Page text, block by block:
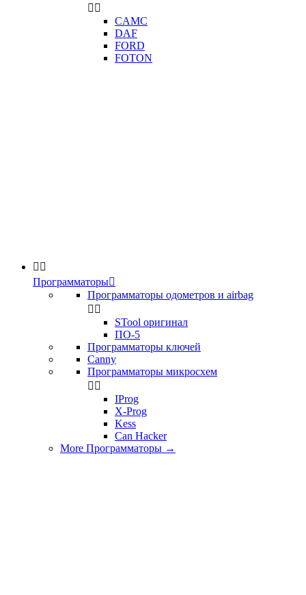
 
CAMC
DAF
FORD
FOTON
 
Программаторы
Программаторы одометров и airbag
 
STool оригинал
ПО-5
Программаторы ключей
Canny
Программаторы микросхем
 
IProg
X-Prog
Kess
Can Hacker
More Программаторы →